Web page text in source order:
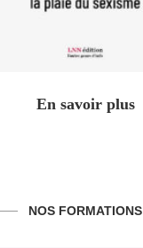
En savoir plus
NOS FORMATIONS